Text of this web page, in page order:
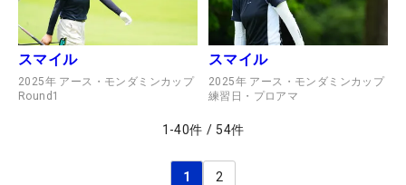
スマイル
2025年 アース・モンダミンカップ
Round1
スマイル
2025年 アース・モンダミンカップ
練習日・プロアマ
1 -40件 / 54件
1 2